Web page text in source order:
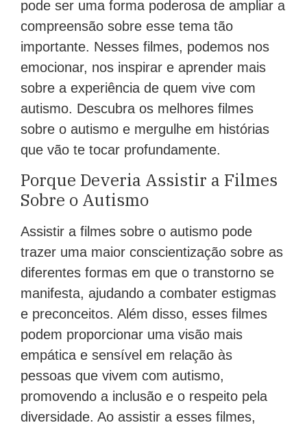
pode ser uma forma poderosa de ampliar a
compreensão sobre esse tema tão
importante. Nesses filmes, podemos nos
emocionar, nos inspirar e aprender mais
sobre a experiência de quem vive com
autismo. Descubra os melhores filmes
sobre o autismo e mergulhe em histórias
que vão te tocar profundamente.
Porque Deveria Assistir a Filmes
Sobre o Autismo
Assistir a filmes sobre o autismo pode
trazer uma maior conscientização sobre as
diferentes formas em que o transtorno se
manifesta, ajudando a combater estigmas
e preconceitos. Além disso, esses filmes
podem proporcionar uma visão mais
empática e sensível em relação às
pessoas que vivem com autismo,
promovendo a inclusão e o respeito pela
diversidade. Ao assistir a esses filmes,